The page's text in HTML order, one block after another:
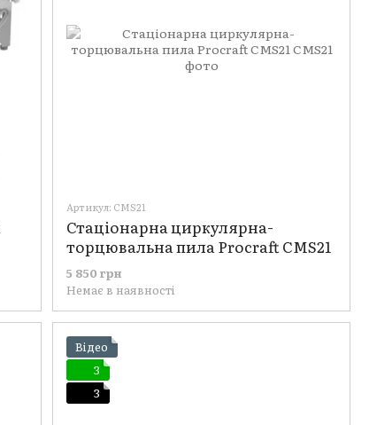
Артикул: CMS21
Стаціонарна циркулярна-
торцювальна пила Procraft CMS21
5 850 грн
Немає в наявності
Відео
3
3